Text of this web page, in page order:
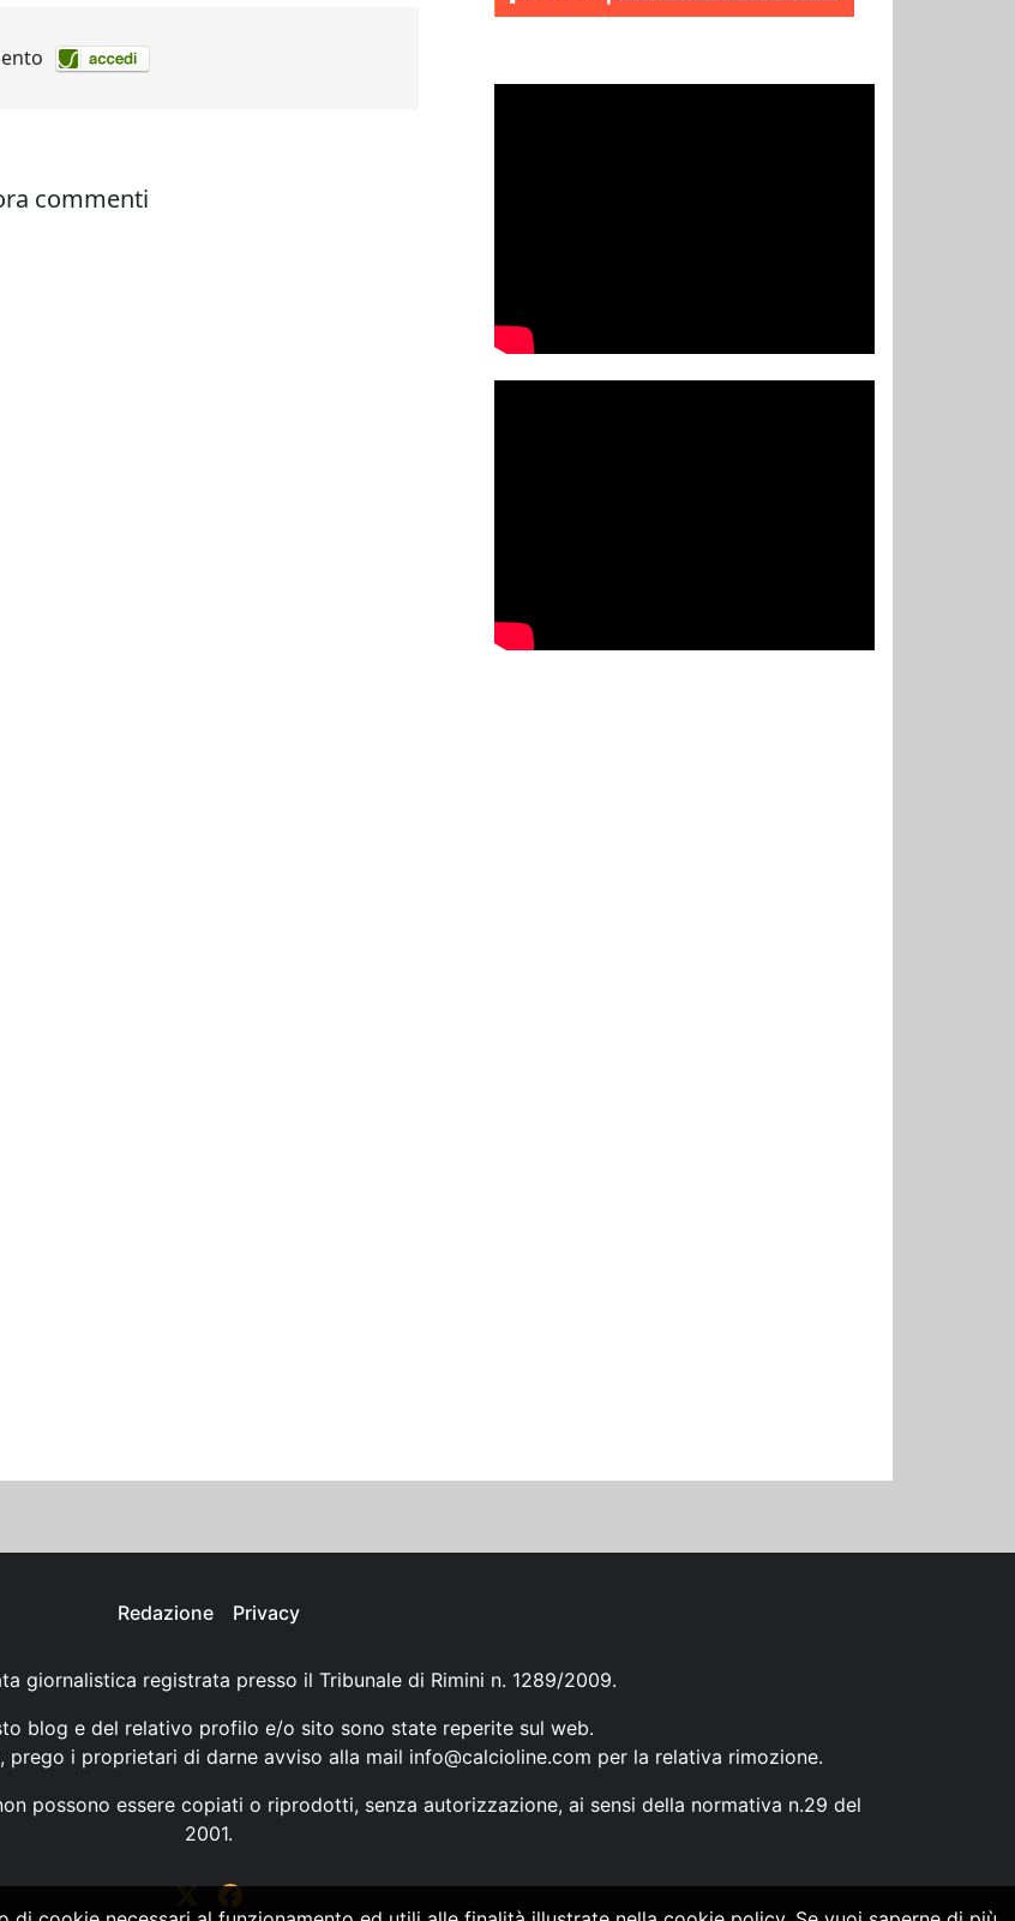
Redazione Privacy
giornalistica registrata presso il Tribunale di Rimini n. 1289/2009.
blog e del relativo profilo e/o sito sono state reperite sul web.
i proprietari di darne avviso alla mail info@calcioline.com per la relativa rimozione.
possono essere copiati o riprodotti, senza autorizzazione, ai sensi della normativa n.29 del
2001.